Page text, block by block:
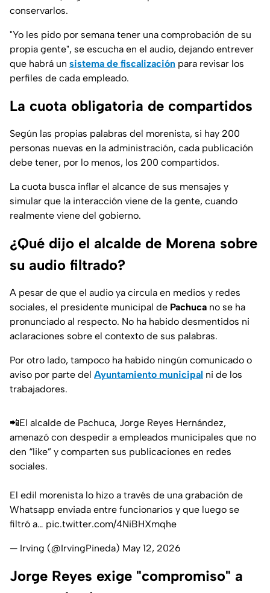
conservarlos.
"Yo les pido por semana tener una comprobación de su
propia gente", se escucha en el audio, dejando entrever
que habrá un sistema de fiscalización para revisar los
perfiles de cada empleado.
La cuota obligatoria de compartidos
Según las propias palabras del morenista, si hay 200
personas nuevas en la administración, cada publicación
debe tener, por lo menos, los 200 compartidos.
La cuota busca inflar el alcance de sus mensajes y
simular que la interacción viene de la gente, cuando
realmente viene del gobierno.
¿Qué dijo el alcalde de Morena sobre
su audio filtrado?
A pesar de que el audio ya circula en medios y redes
sociales, el presidente municipal de Pachuca no se ha
pronunciado al respecto. No ha habido desmentidos ni
aclaraciones sobre el contexto de sus palabras.
Por otro lado, tampoco ha habido ningún comunicado o
aviso por parte del Ayuntamiento municipal ni de los
trabajadores.
📲El alcalde de Pachuca, Jorge Reyes Hernández,
amenazó con despedir a empleados municipales que no
den “like” y comparten sus publicaciones en redes
sociales.
El edil morenista lo hizo a través de una grabación de
Whatsapp enviada entre funcionarios y que luego se
filtró a… pic.twitter.com/4NiBHXmqhe
— Irving (@IrvingPineda) May 12, 2026
Jorge Reyes exige "compromiso" a